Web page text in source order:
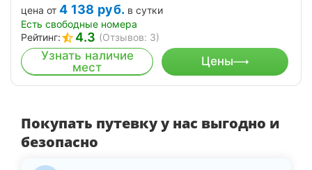
цена от 4 138 руб. в сутки
Есть свободные номера
Рейтинг:
4.3 (Отзывов: 3)
Узнать наличие
мест
Цены
Покупать путевку у нас выгодно и
безопасно